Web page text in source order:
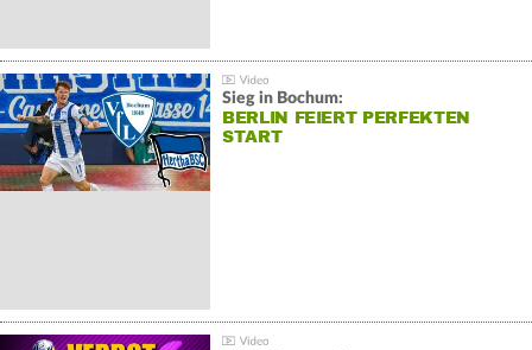
Sieg in Bochum:
BERLIN FEIERT PERFEKTEN
START